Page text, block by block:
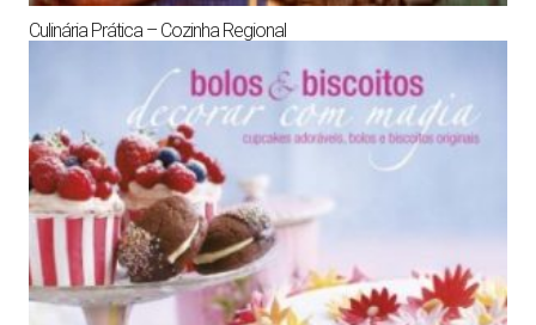
Culinária Prática – Cozinha Regional